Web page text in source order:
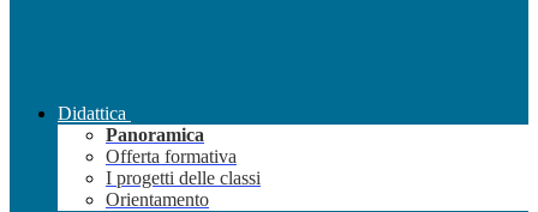
Didattica
Panoramica
Offerta formativa
I progetti delle classi
Orientamento